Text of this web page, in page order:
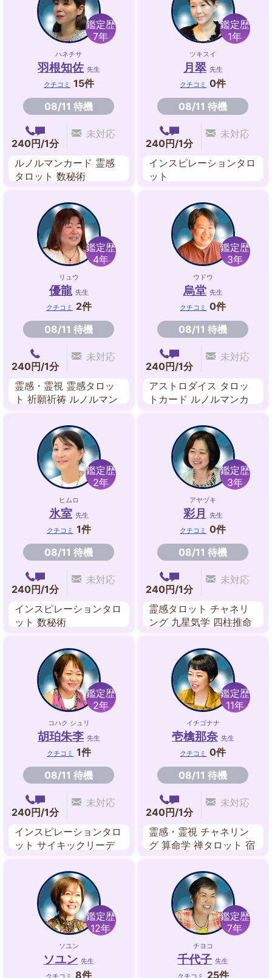
鑑定歴
7年
ハネチサ
羽根知佐 先生
クチコミ 15件
08/11 待機
240円/1分
未対応
ルノルマンカード 霊感
タロット 数秘術
鑑定歴
1年
ツキスイ
月翠 先生
クチコミ
0件
08/11 待機
240円/1分
未対応
インスピレーションタロ
ット
鑑定歴
4年
リュウ
優龍 先生
クチコミ
2件
08/11 待機
240円/1分
未対応
霊感・霊視 霊感タロッ
ト 祈願祈祷 ルノルマン
念 ヒーリング
鑑定歴
3年
ウドウ
烏堂 先生
クチコミ
0件
08/11 待機
240円/1分
未対応
アストロダイス タロッ
トカード ルノルマンカ
鑑定歴
2年
ヒムロ
氷室 先生
クチコミ 1件
08/11 待機
240円/1分
未対応
インスピレーションタロ
ット 数秘術
鑑定歴
3年
アヤヅキ
彩月 先生
クチコミ
0件
08/11 待機
240円/1分
未対応
霊感タロット チャネリ
ング 九星気学 四柱推命
鑑定歴
2年
コハク シュリ
胡珀朱李 先生
クチコミ 1件
08/11 待機
240円/1分
未対応
インスピレーションタロ
ット サイキックリーデ
鑑定歴
11年
イチゴナナ
壱檎那奈 先生
クチコミ
0件
08/11 待機
240円/1分
未対応
霊感・霊視 チャネリン
グ 算命学 禅タロット 宿
鑑定歴
12年
ソユン
ソユン 先生
クチコミ 8件
鑑定歴
7年
チヨコ
千代子 先生
クチコミ 25件